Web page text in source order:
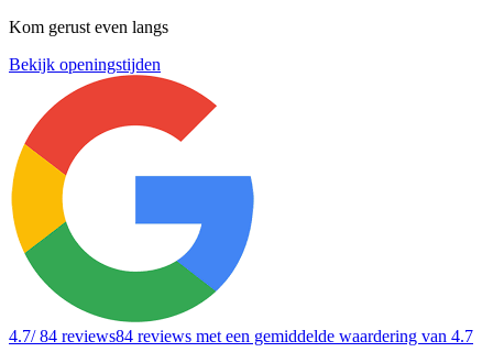
Kom gerust even langs
Bekijk openingstijden
4.7/ 84 reviews84 reviews met een gemiddelde waardering van 4.7